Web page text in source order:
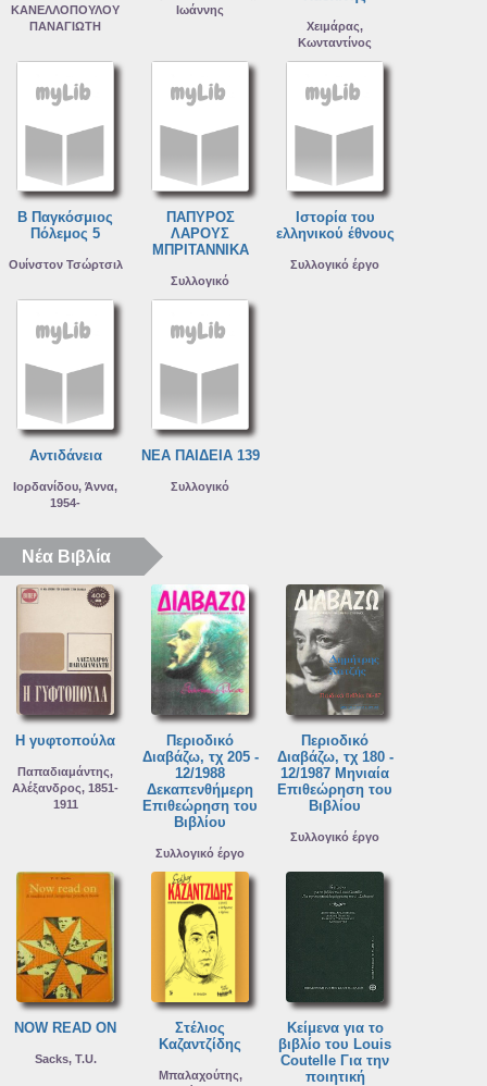
ΚΑΝΕΛΛΟΠΟΥΛΟΥ
ΠΑΝΑΓΙΩΤΗ
Ιωάννης
Χειμάρας,
Κωνταντίνος
Β Παγκόσμιος
Πόλεμος 5
Ουίνστον Τσώρτσιλ
ΠΑΠΥΡΟΣ
ΛΑΡΟΥΣ
ΜΠΡΙΤΑΝΝΙΚΑ
Συλλογικό
Ιστορία του
ελληνικού έθνους
Συλλογικό έργο
Αντιδάνεια
Ιορδανίδου, Άννα,
1954-
ΝΕΑ ΠΑΙΔΕΙΑ 139
Συλλογικό
Νέα Βιβλία
Η γυφτοπούλα
Παπαδιαμάντης,
Αλέξανδρος, 1851-
1911
Περιοδικό
Διαβάζω, τχ 205 -
12/1988
Δεκαπενθήμερη
Επιθεώρηση του
Βιβλίου
Συλλογικό έργο
Περιοδικό
Διαβάζω, τχ 180 -
12/1987 Μηνιαία
Επιθεώρηση του
Βιβλίου
Συλλογικό έργο
NOW READ ON
Sacks, T.U.
Στέλιος
Καζαντζίδης
Μπαλαχούτης,
Κείμενα για το
βιβλίο του Louis
Coutelle Για την
ποιητική